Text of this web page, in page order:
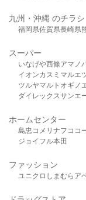
九州・沖縄 のチラシ
福岡県佐賀県長崎県
スーパー
いなげや西條アマノ
イオンカスミ マルエ
ツルヤマルト オギノ
ダイレックスサンエ
ホームセンター
島忠 コメリ ナフコ コ
ジョイフル本田
ファッション
ユニクロ しまむら ア